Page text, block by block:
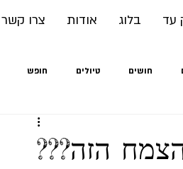
עד בלוג אודות צרו קשר
חושים טיולים חופש
הזה???